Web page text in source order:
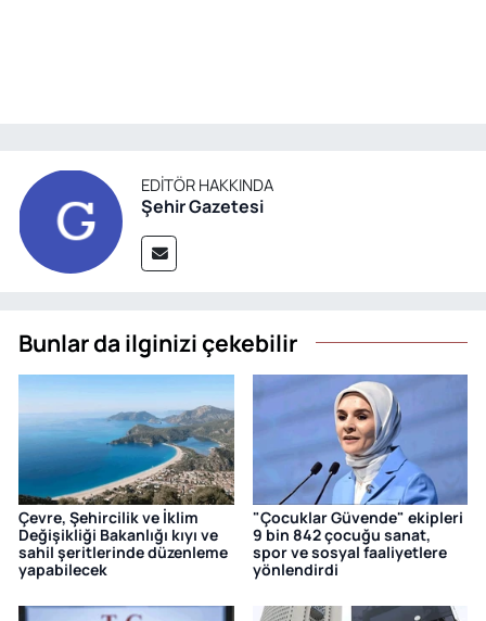
EDITÖR HAKKINDA
Şehir Gazetesi
Bunlar da ilginizi çekebilir
Çevre, Şehircilik ve İklim
Değişikliği Bakanlığı kıyı ve
sahil şeritlerinde düzenleme
yapabilecek
"Çocuklar Güvende" ekipleri
9 bin 842 çocuğu sanat,
spor ve sosyal faaliyetlere
yönlendirdi